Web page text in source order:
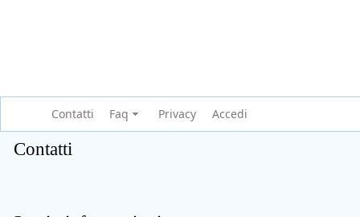
Contatti Faq Privacy Accedi
Contatti